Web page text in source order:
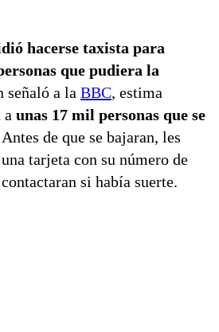
hacerse taxista para
que pudiera la
señaló a la BBC, estima
a unas 17 mil personas que se
de que se bajaran, les
tarjeta con su número de
si había suerte.